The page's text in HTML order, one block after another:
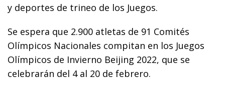
y deportes de trineo de los Juegos.
Se espera que 2.900 atletas de 91 Comités
Olímpicos Nacionales compitan en los Juegos
Olímpicos de Invierno Beijing 2022, que se
celebrarán del 4 al 20 de febrero.